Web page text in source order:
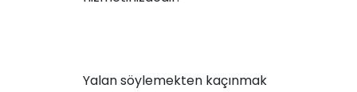
Yalan söylemekten kaçınmak